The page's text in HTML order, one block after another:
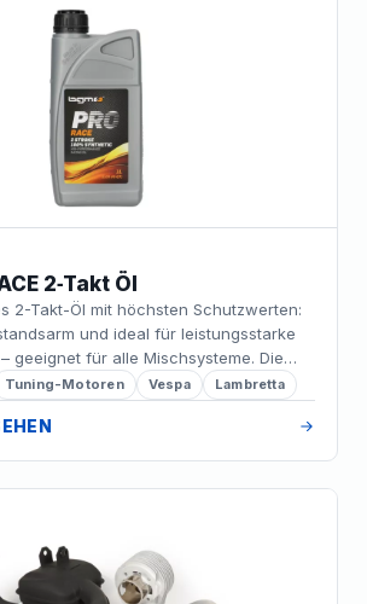
2‑Takt Öl
2-Takt-Öl mit höchsten Schutzwerten:
und ideal für leistungsstarke
geeignet für alle Mischsysteme. Die
dein Motor mehr leisten muss als Serie.
Tuning-Motoren Vespa Lambretta